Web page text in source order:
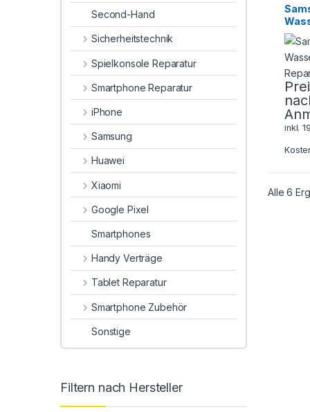
inkl.
Alle 6
Second-Hand
Sicherheitstechnik
Spielkonsole Reparatur
Smartphone Reparatur
iPhone
Samsung
Huawei
Xiaomi
Google Pixel
Smartphones
Handy Verträge
Tablet Reparatur
Smartphone Zubehör
Sonstige
Filtern nach Hersteller